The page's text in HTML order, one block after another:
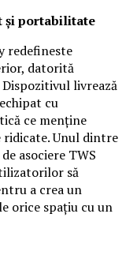
și portabilitate
redefineste
datorită
livrează
cu
ce menține
Unul dintre
asociere TWS
să
a crea un
orice spațiu cu un